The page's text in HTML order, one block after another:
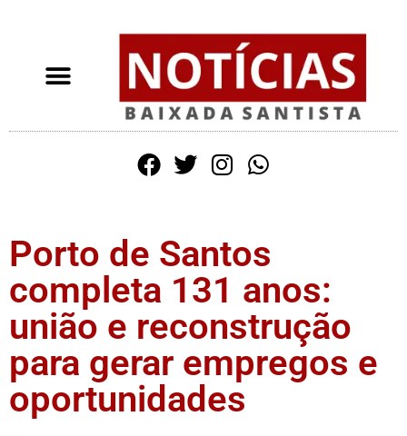
Porto de Santos
completa 131 anos:
união e reconstrução
para gerar empregos e
oportunidades